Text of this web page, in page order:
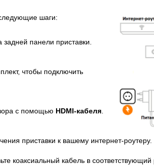
шаги:
задней панели приставки.
чтобы подключить
с помощью HDMI-кабеля
приставки к вашему интернет-роутеру.
коаксиальный кабель в